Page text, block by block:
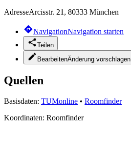
AdresseArcisstr. 21, 80333 München
NavigationNavigation starten
Teilen
BearbeitenÄnderung vorschlagen
Quellen
Basisdaten: TUMonline • Roomfinder
Koordinaten: Roomfinder